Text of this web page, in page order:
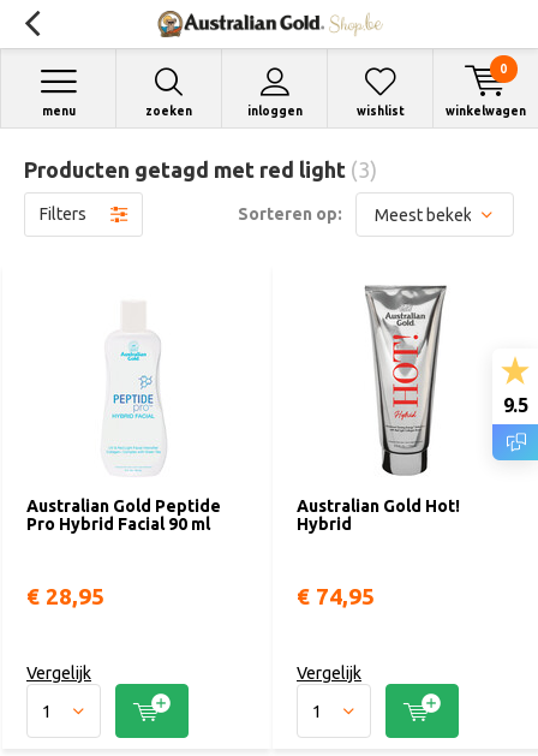
zoeken inloggen
menu wishlist winkelwagen
0
Producten getagd met red light (3)
Filters Sorteren op:
Australian Gold Peptide
Pro Hybrid Facial 90 ml
€ 28,95
Vergelijk
Australian Gold Hot!
Hybrid
€ 74,95
Vergelijk
9.5